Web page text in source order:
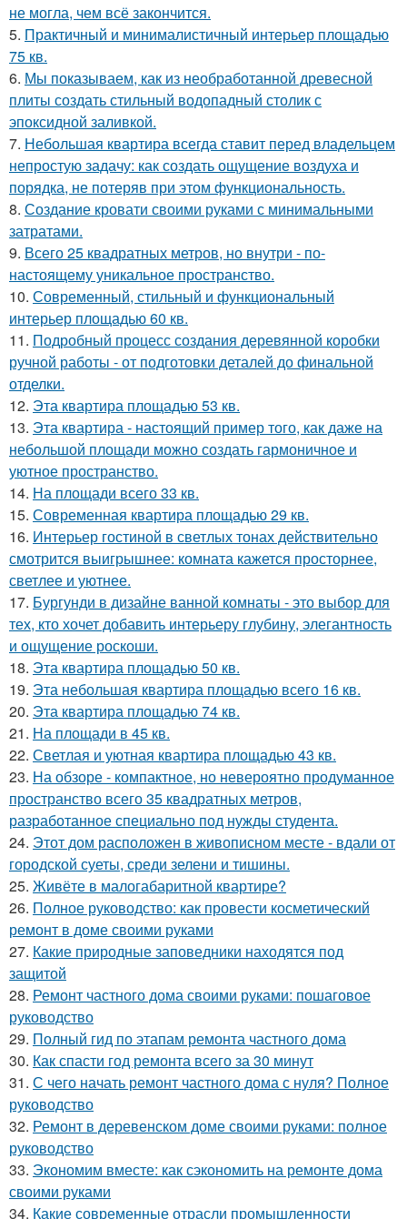
не могла, чем всё закончится.
5. Практичный и минималистичный интерьер площадью
75 кв.
6. Мы показываем, как из необработанной древесной
плиты создать стильный водопадный столик с
эпоксидной заливкой.
7. Небольшая квартира всегда ставит перед владельцем
непростую задачу: как создать ощущение воздуха и
порядка, не потеряв при этом функциональность.
8. Создание кровати своими руками с минимальными
затратами.
9. Всего 25 квадратных метров, но внутри - по-
настоящему уникальное пространство.
10. Современный, стильный и функциональный
интерьер площадью 60 кв.
11. Подробный процесс создания деревянной коробки
ручной работы - от подготовки деталей до финальной
отделки.
12. Эта квартира площадью 53 кв.
13. Эта квартира - настоящий пример того, как даже на
небольшой площади можно создать гармоничное и
уютное пространство.
14. На площади всего 33 кв.
15. Современная квартира площадью 29 кв.
16. Интерьер гостиной в светлых тонах действительно
смотрится выигрышнее: комната кажется просторнее,
светлее и уютнее.
17. Бургунди в дизайне ванной комнаты - это выбор для
тех, кто хочет добавить интерьеру глубину, элегантность
и ощущение роскоши.
18. Эта квартира площадью 50 кв.
19. Эта небольшая квартира площадью всего 16 кв.
20. Эта квартира площадью 74 кв.
21. На площади в 45 кв.
22. Светлая и уютная квартира площадью 43 кв.
23. На обзоре - компактное, но невероятно продуманное
пространство всего 35 квадратных метров,
разработанное специально под нужды студента.
24. Этот дом расположен в живописном месте - вдали от
городской суеты, среди зелени и тишины.
25. Живёте в малогабаритной квартире?
26. Полное руководство: как провести косметический
ремонт в доме своими руками
27. Какие природные заповедники находятся под
защитой
28. Ремонт частного дома своими руками: пошаговое
руководство
29. Полный гид по этапам ремонта частного дома
30. Как спасти год ремонта всего за 30 минут
31. С чего начать ремонт частного дома с нуля? Полное
руководство
32. Ремонт в деревенском доме своими руками: полное
руководство
33. Экономим вместе: как сэкономить на ремонте дома
своими руками
34. Какие современные отрасли промышленности